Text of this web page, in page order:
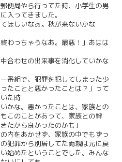
便局やら行ってた時、小学生の男
入ってきました。
ほしいなあ。秋が来ないかな
わっちゃうなあ。最悪！」あはは
合わせの出来事を消化していかな
番組で、犯罪を犯してしまった少
たことと悪かったことは？」って
た時
かな。悪かったことは、家族との
このことがあって、家族との絆
たから良かったのかも」
内をあかせず、家族の中でもずっ
犯罪から別居してた両親は元に戻
始めたということでした。みんな